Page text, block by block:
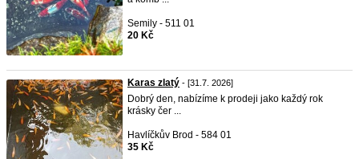
Semily - 511 01
20 Kč
Karas zlatý - [31.7. 2026]
Dobrý den, nabízíme k prodeji jako každý rok
krásky čer ...
Havlíčkův Brod - 584 01
35 Kč